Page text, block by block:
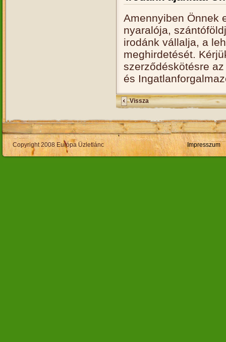
Amennyiben Önnek
nyaralója,
irodánk vállalja, a
meghirdetését.
szerződéskötésre
és
Vissza
Copyright 2008 Európa Üzletlánc Impresszum